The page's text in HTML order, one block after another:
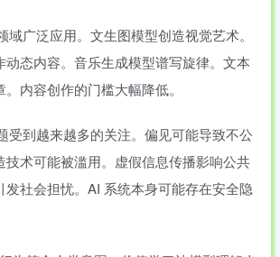
域广泛应用。文生图模型创造视觉艺术。
动态内容。音乐生成模型谱写旋律。文本
内容创作的门槛大幅降低。
受到越来越多的关注。偏见可能导致不公
技术可能被滥用。虚假信息传播影响公共
发社会担忧。AI 系统本身可能存在安全隐